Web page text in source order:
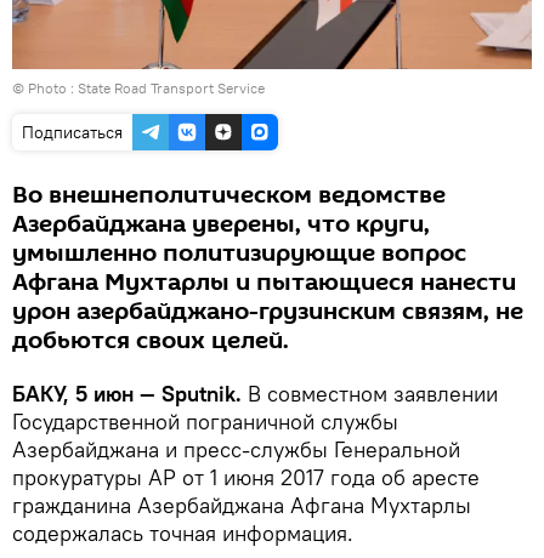
© Photo : State Road Transport Service
Подписаться
Во внешнеполитическом ведомстве
Азербайджана уверены, что круги,
умышленно политизирующие вопрос
Афгана Мухтарлы и пытающиеся нанести
урон азербайджано-грузинским связям, не
добьются своих целей.
БАКУ, 5 июн — Sputnik. В совместном заявлении
Государственной пограничной службы
Азербайджана и пресс-службы Генеральной
прокуратуры АР от 1 июня 2017 года об аресте
гражданина Азербайджана Афгана Мухтарлы
содержалась точная информация.